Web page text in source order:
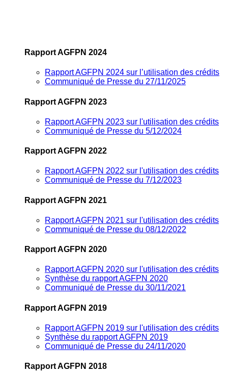
Rapport AGFPN 2024
Rapport AGFPN 2024 sur l’utilisation des crédits
Communiqué de Presse du 27/11/2025
Rapport AGFPN 2023
Rapport AGFPN 2023 sur l'utilisation des crédits
Communiqué de Presse du 5/12/2024
Rapport AGFPN 2022
Rapport AGFPN 2022 sur l'utilisation des crédits
Communiqué de Presse du 7/12/2023
Rapport AGFPN 2021
Rapport AGFPN 2021 sur l'utilisation des crédits
Communiqué de Presse du 08/12/2022
Rapport AGFPN 2020
Rapport AGFPN 2020 sur l'utilisation des crédits
Synthèse du rapport AGFPN 2020
Communiqué de Presse du 30/11/2021
Rapport AGFPN 2019
Rapport AGFPN 2019 sur l'utilisation des crédits
Synthèse du rapport AGFPN 2019
Communiqué de Presse du 24/11/2020
Rapport AGFPN 2018